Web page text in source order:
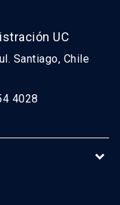
UC
Santiago, Chile
4028